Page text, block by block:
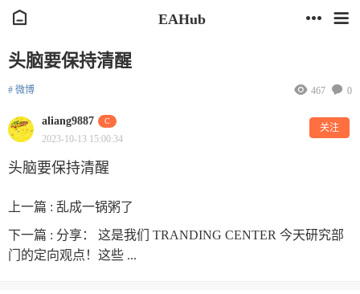
EAHub
头脑要保持清醒
# 微博 0
467
aliang9887 C
2023-10-13 15:00:34
关注
头脑要保持清醒
上一篇 : 乱成一锅粥了
下一篇 : 分享： 这是我们 TRANDING CENTER 今天研究部
门的定向观点！这些 ...